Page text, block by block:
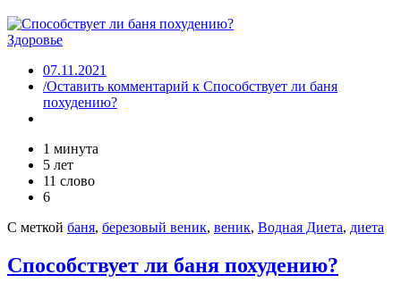
Здоровье
07.11.2021
/Оставить комментарий к Способствует ли баня
похудению?
1 минута
5 лет
11 слово
6
С меткой баня, березовый веник, веник, Водная Диета, диета
Способствует ли баня похудению?